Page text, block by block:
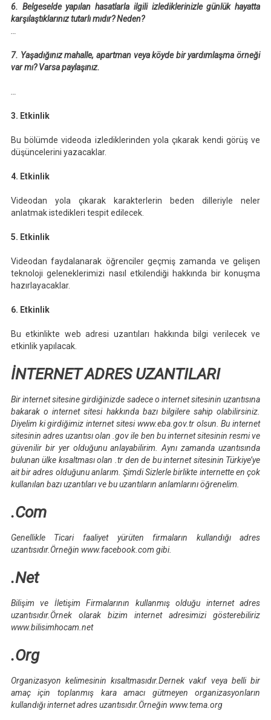
6. Belgeselde yapılan hasatlarla ilgili izlediklerinizle günlük hayatta
karşılaştıklarınız tutarlı mıdır? Neden?
7. Yaşadığınız mahalle, apartman veya köyde bir yardımlaşma örneği
var mı? Varsa paylaşınız.
3. Etkinlik
Bu bölümde videoda izlediklerinden yola çıkarak kendi görüş ve
düşüncelerini yazacaklar.
4. Etkinlik
Videodan yola çıkarak karakterlerin beden dilleriyle neler
anlatmak istedikleri tespit edilecek.
5. Etkinlik
Videodan faydalanarak öğrenciler geçmiş zamanda ve gelişen
teknoloji geleneklerimizi nasıl etkilendiği hakkında bir konuşma
hazırlayacaklar.
6. Etkinlik
Bu etkinlikte web adresi uzantıları hakkında bilgi verilecek ve
etkinlik yapılacak.
İNTERNET ADRES UZANTILARI
Bir internet sitesine girdiğinizde sadece o internet sitesinin uzantısına
bakarak o internet sitesi hakkında bazı bilgilere sahip olabilirsiniz.
Diyelim ki girdiğimiz internet sitesi www.eba.gov.tr olsun. Bu internet
sitesinin adres uzantısı olan .gov ile ben bu internet sitesinin resmi ve
güvenilir bir yer olduğunu anlayabilirim. Aynı zamanda uzantısında
bulunan ülke kısaltması olan .tr den de bu internet sitesinin Türkiye’ye
ait bir adres olduğunu anlarım. Şimdi Sizlerle birlikte internette en çok
kullanılan bazı uzantıları ve bu uzantıların anlamlarını öğrenelim.
.Com
Genellikle Ticari faaliyet yürüten firmaların kullandığı adres
uzantısıdır.Örneğin www.facebook.com gibi.
.Net
Bilişim ve İletişim Firmalarının kullanmış olduğu internet adres
uzantısıdır.Örnek olarak bizim internet adresimizi gösterebiliriz
www.bilisimhocam.net
.Org
Organizasyon kelimesinin kısaltmasıdır.Dernek vakıf veya belli bir
amaç için toplanmış kara amacı gütmeyen organizasyonların
kullandığı internet adres uzantısıdır.Örneğin www.tema.org